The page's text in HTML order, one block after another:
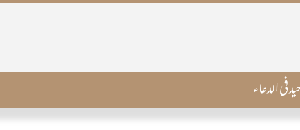
فی الدعاء